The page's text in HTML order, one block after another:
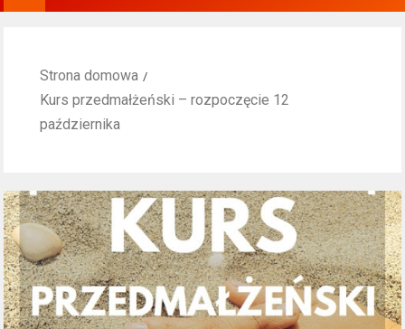
Strona domowa
Kurs przedmałżeński – rozpoczęcie 12
października